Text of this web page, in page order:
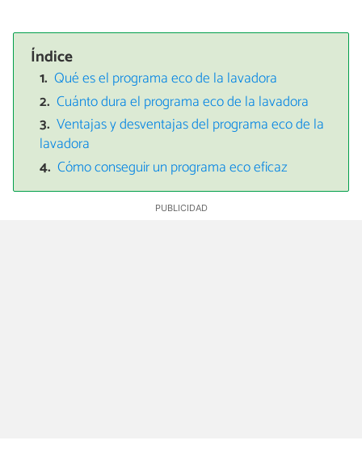
Índice
Qué es el programa eco de la lavadora
Cuánto dura el programa eco de la lavadora
Ventajas y desventajas del programa eco de la
lavadora
Cómo conseguir un programa eco eficaz